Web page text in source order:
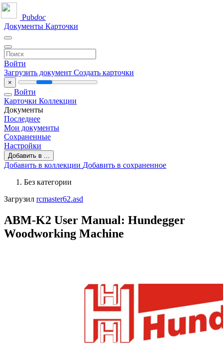
Pubdoc
Документы Карточки
Войти
Загрузить документ Создать карточки
×
Войти
Карточки Коллекции
Документы
Последнее
Мои документы
Сохраненные
Настройки
Добавить в ...
Добавить в коллекции Добавить в сохраненное
Без категории
Загрузил rcmaster62.asd
ABM-K2 User Manual: Hundegger
Woodworking Machine